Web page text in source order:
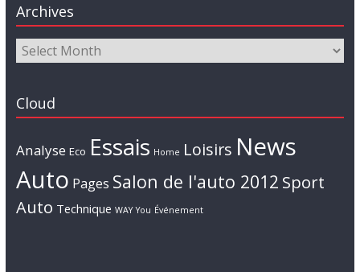
Archives
Cloud
Analyse Eco Essais Home Loisirs News
Auto Pages Salon de l'auto 2012 Sport
Auto Technique WAY You Événement